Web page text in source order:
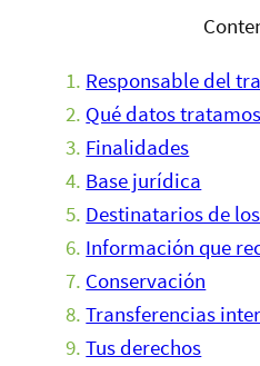
Responsable del
Qué datos tratamos
Finalidades
Base jurídica
Destinatarios de
Información que
Conservación
Transferencias
Tus derechos